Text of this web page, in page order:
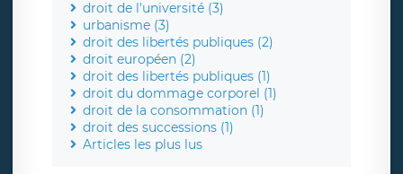
droit de l'université (3)
urbanisme (3)
droit des libertés publiques (2)
droit européen (2)
droit des libertés publiques (1)
droit du dommage corporel (1)
droit de la consommation (1)
droit des successions (1)
Articles les plus lus